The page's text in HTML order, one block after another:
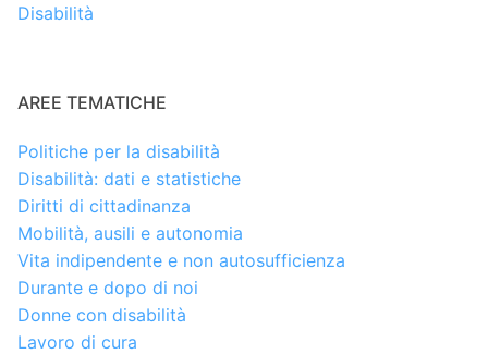
Disabilità
AREE TEMATICHE
Politiche per la disabilità
Disabilità: dati e statistiche
Diritti di cittadinanza
Mobilità, ausili e autonomia
Vita indipendente e non autosufficienza
Durante e dopo di noi
Donne con disabilità
Lavoro di cura